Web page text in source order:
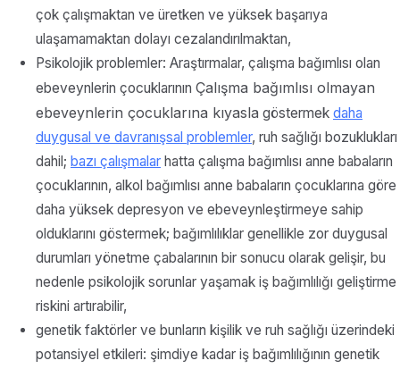
çok çalışmaktan ve üretken ve yüksek başarıya
ulaşamamaktan dolayı cezalandırılmaktan,
Psikolojik problemler: Araştırmalar, çalışma bağımlısı olan
ebeveynlerin çocuklarının Çalışma bağımlısı olmayan
ebeveynlerin çocuklarına kıyasla göstermek daha
duygusal ve davranışsal problemler, ruh sağlığı bozuklukları
dahil; bazı çalışmalar hatta çalışma bağımlısı anne babaların
çocuklarının, alkol bağımlısı anne babaların çocuklarına göre
daha yüksek depresyon ve ebeveynleştirmeye sahip
olduklarını göstermek; bağımlılıklar genellikle zor duygusal
durumları yönetme çabalarının bir sonucu olarak gelişir, bu
nedenle psikolojik sorunlar yaşamak iş bağımlılığı geliştirme
riskini artırabilir,
genetik faktörler ve bunların kişilik ve ruh sağlığı üzerindeki
potansiyel etkileri: şimdiye kadar iş bağımlılığının genetik